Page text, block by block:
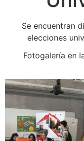
Se encuentran
elecciones
Fotogalería en